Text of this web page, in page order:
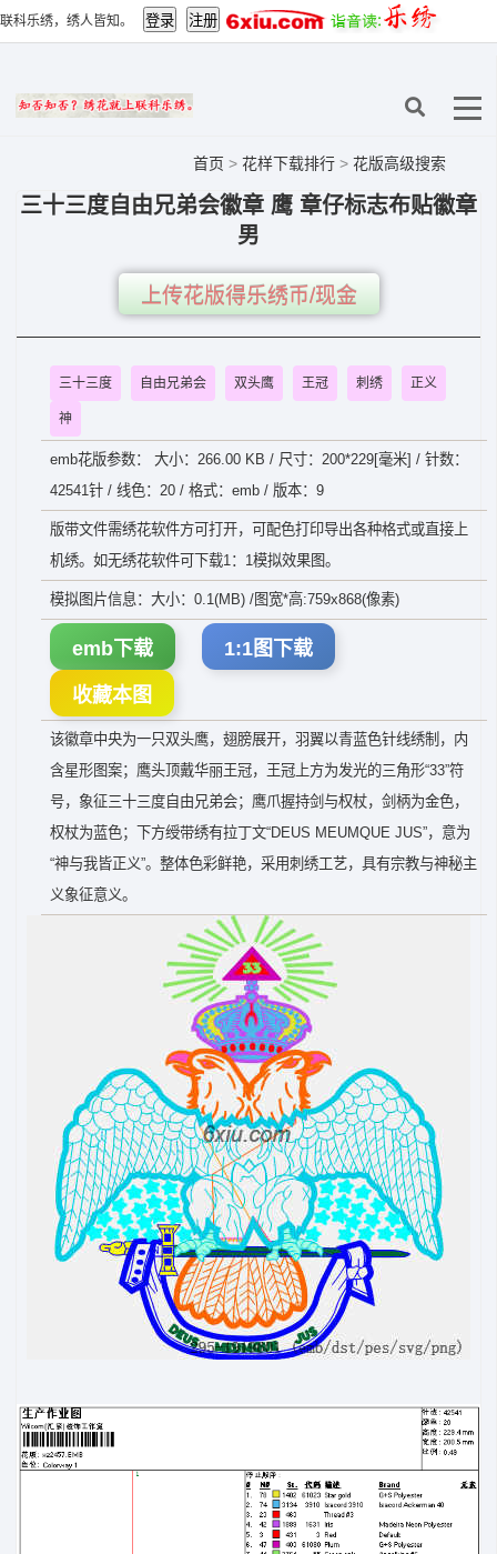
联科乐绣，绣人皆知。
首页 > 花样下载排行 > 花版高级搜索
三十三度自由兄弟会徽章 鹰 章仔标志布贴徽章
男
上传花版得乐绣币/现金
三十三度 自由兄弟会 双头鹰 王冠 刺绣 正义
神
emb花版参数： 大小：266.00 KB / 尺寸：200*229[毫米] / 针数：
42541针 / 线色：20 / 格式：emb / 版本：9
版带文件需绣花软件方可打开，可配色打印导出各种格式或直接上
机绣。如无绣花软件可下载1：1模拟效果图。
模拟图片信息：大小：0.1(MB) /图宽*高:759x868(像素)
emb下载 1:1图下载
收藏本图
该徽章中央为一只双头鹰，翅膀展开，羽翼以青蓝色针线绣制，内
含星形图案；鹰头顶戴华丽王冠，王冠上方为发光的三角形“33”符
号，象征三十三度自由兄弟会；鹰爪握持剑与权杖，剑柄为金色，
权杖为蓝色；下方绶带绣有拉丁文“DEUS MEUMQUE JUS”，意为
“神与我皆正义”。整体色彩鲜艳，采用刺绣工艺，具有宗教与神秘主
义象征意义。